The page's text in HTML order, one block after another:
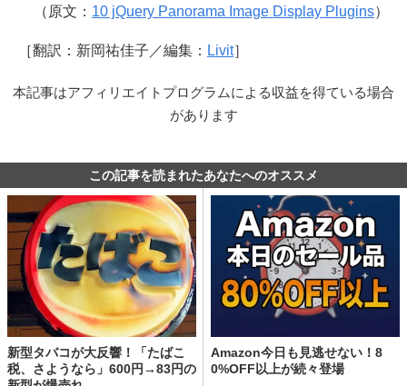
（原文： 10 jQuery Panorama Image Display Plugins）
［翻訳：新岡祐佳子／編集： Livit］
本記事はアフィリエイトプログラムによる収益を得ている場合
があります
この記事を読まれたあなたへのオススメ
新型タバコが大反響！「たばこ
税、さようなら」600円→83円の
Amazon今日も見逃せない！8
0%OFF以上が続々登場